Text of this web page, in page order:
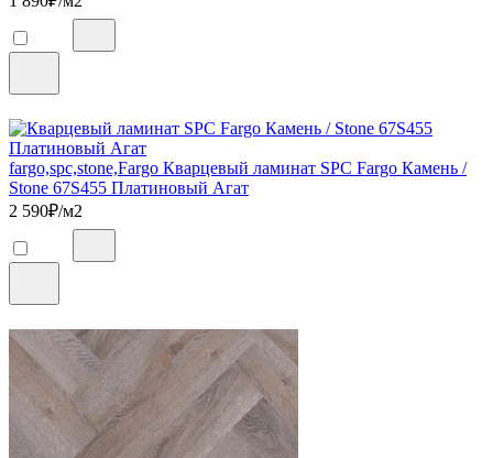
fargo,spc,stone,Fargo Кварцевый ламинат SPC Fargo Камень /
Stone 67S455 Платиновый Агат
2 590₽/м2